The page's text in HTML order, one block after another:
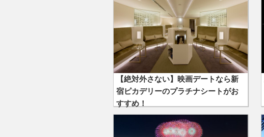
【絶対外さない】映画デートなら新
宿ピカデリーのプラチナシートがお
すすめ！